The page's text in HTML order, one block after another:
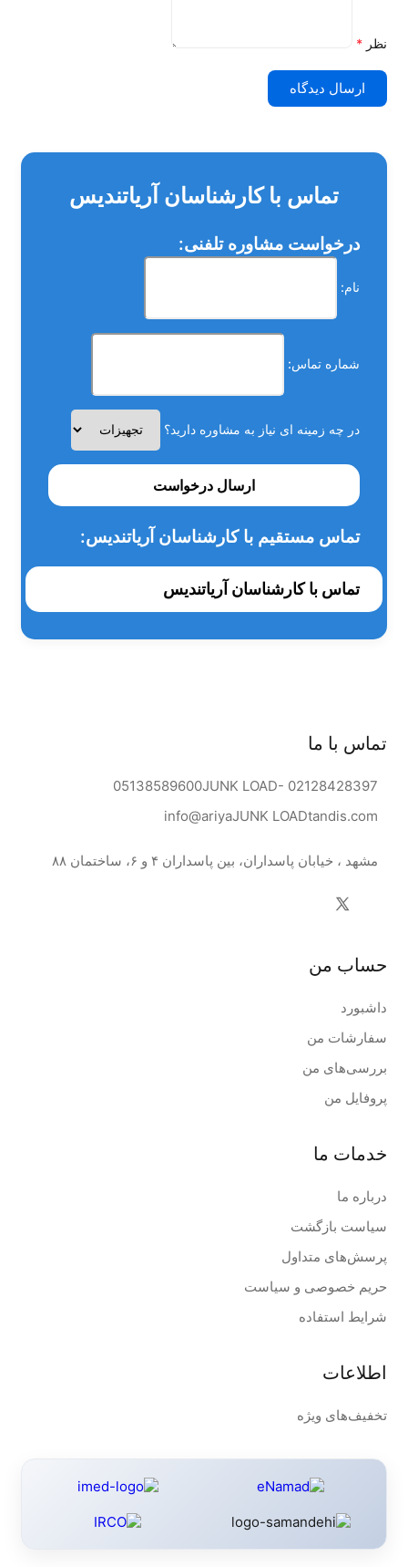
نظر *
ارسال دیدگاه
تماس با کارشناسان آریاتندیس
درخواست مشاوره تلفنی:
نام:
شماره تماس:
در چه زمینه ای نیاز به مشاوره دارید؟
ارسال درخواست
تماس مستقیم با کارشناسان آریاتندیس:
تماس با کارشناسان آریاتندیس
تماس با ما
05138589600JUNK LOAD- 02128428397
info@ariyaJUNK LOADtandis.com
مشهد ، خیابان پاسداران، بین پاسداران ۴ و ۶، ساختمان ۸۸
حساب من
داشبورد
سفارشات من
بررسی‌های من
پروفایل من
خدمات ما
درباره ما
سیاست بازگشت
پرسش‌های متداول
حریم خصوصی و سیاست
شرایط استفاده
اطلاعات
تخفیف‌های ویژه